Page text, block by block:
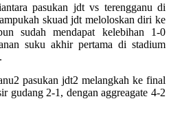
pasukan jdt vs terengganu di
skuad jdt meloloskan diri ke
sudah mendapat kelebihan 1-0
suku akhir pertama di stadium
pasukan jdt2 melangkah ke final
gudang 2-1, dengan aggreagate 4-2